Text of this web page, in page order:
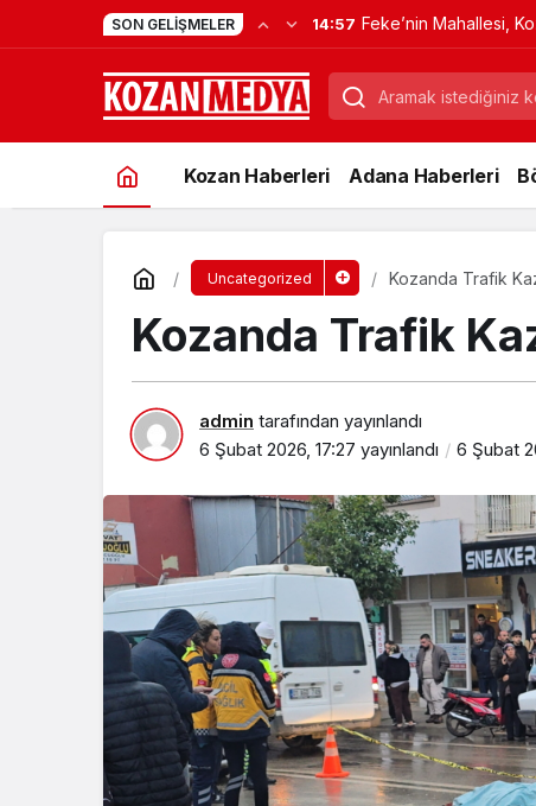
SON GELIŞMELER 14:57 Feke’nin Mahallesi,
Verdi
Kozan Haberleri Adana Haberleri
Uncategorized Kozanda Trafik
Kozanda Trafik
admin tarafından yayınlandı
6 Şubat 2026, 17:27 yayınlandı 6 Şubat